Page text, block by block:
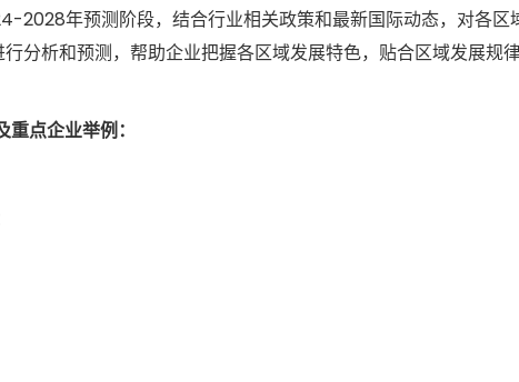
2028年预测阶段，结合行业相关政策和最新国际动态，对各区
分析和预测，帮助企业把握各区域发展特色，贴合区域发展规
点企业举例：